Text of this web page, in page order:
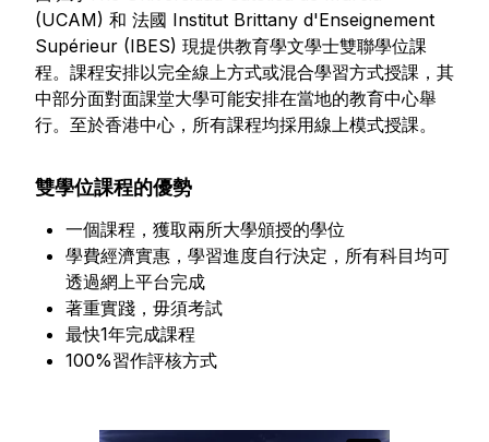
(UCAM) 和 法國 Institut Brittany d'Enseignement
Supérieur (IBES) 現提供教育學文學士雙聯學位課
程。課程安排以完全線上方式或混合學習方式授課，其
中部分面對面課堂大學可能安排在當地的教育中心舉
行。至於香港中心，所有課程均採用線上模式授課。
雙學位課程的優勢
一個課程，獲取兩所大學頒授的學位
學費經濟實惠，學習進度自行決定，所有科目均可
透過網上平台完成
著重實踐，毋須考試
最快1年完成課程
100%習作評核方式